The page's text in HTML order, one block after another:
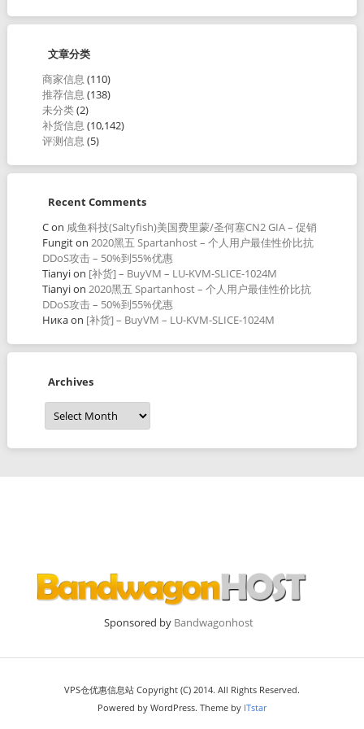
文章分类
商家信息 (110)
推荐信息 (138)
未分类(2)
补货信息 (10,142)
评测信息 (5)
Recent Comments
Con 咸鱼科技(Saltyfish)美国费里蒙/圣何塞CN2 GIA – 促销
Fungiton 2020黑五 Spartanhost – 个人用户最佳性价比抗
DDoS攻击 – 50%到55%优惠
Tianyion [补货] – BuyVM – LU-KVM-SLICE-1024M
Tianyion 2020黑五 Spartanhost – 个人用户最佳性价比抗
DDoS攻击 – 50%到55%优惠
Никаon [补货] – BuyVM – LU-KVM-SLICE-1024M
Archives
Archives
Sponsored by Bandwagonhost
VPS仓优惠信息站 Copyright (C) 2014. All Rights Reserved.
Powered by WordPress. Theme by ITstar